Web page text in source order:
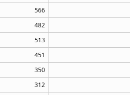
566
482
513
451
350
312